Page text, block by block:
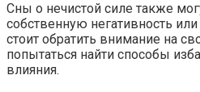
Сны о нечистой силе также
собственную негативность
стоит обратить внимание на
попытаться найти способы
влияния.